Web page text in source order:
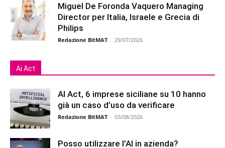
Miguel De Foronda Vaquero Managing
Director per Italia, Israele e Grecia di
Philips
Redazione BitMAT - 29/07/2026
Ai Act
AI Act, 6 imprese siciliane su 10 hanno
già un caso d’uso da verificare
Redazione BitMAT - 03/08/2026
Posso utilizzare l’AI in azienda?